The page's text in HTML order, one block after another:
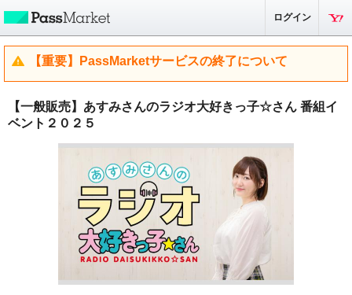
ログイン
【重要】PassMarketサービスの終了について
【一般販売】あすみさんのラジオ大好きっ子☆さん 番組イ
ベント２０２５